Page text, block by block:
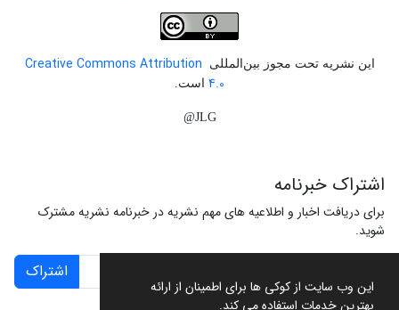
این وب سایت از کوکی ها برای اطمینان از ارائه
بهترین خدمات استفاده می کند.
این نشریه تحت مجوز بین‌المللی
Creative Commons Attribution
4.0 است.
JLG@
اشتراک خبرنامه
برای دریافت اخبار و اطلاعیه های مهم نشریه در خبرنامه نشریه مشترک
شوید.
اشتراک